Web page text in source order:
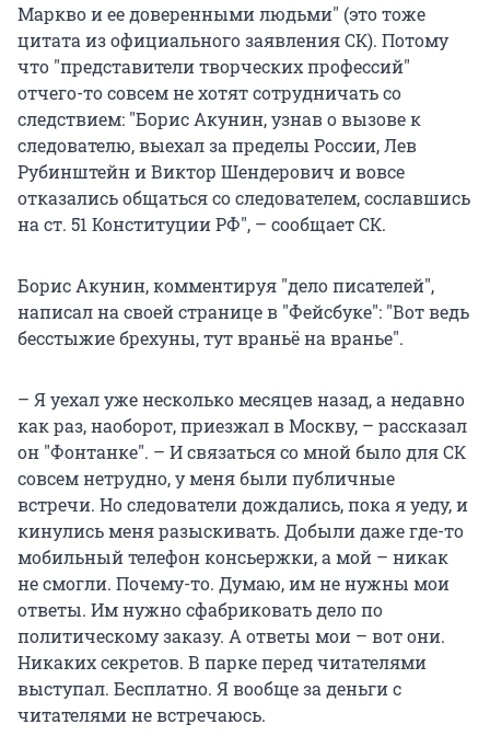
Маркво и ее доверенными людьми" (это тоже
цитата из официального заявления СК). Потому
что "представители творческих профессий"
отчего-то совсем не хотят сотрудничать со
следствием: "Борис Акунин, узнав о вызове к
следователю, выехал за пределы России, Лев
Рубинштейн и Виктор Шендерович и вовсе
отказались общаться со следователем, сославшись
на ст. 51 Конституции РФ", – сообщает СК.
Борис Акунин, комментируя "дело писателей",
написал на своей странице в "Фейсбуке": "Вот ведь
бесстыжие брехуны, тут враньё на вранье".
– Я уехал уже несколько месяцев назад, а недавно
как раз, наоборот, приезжал в Москву, – рассказал
он "Фонтанке". – И связаться со мной было для СК
совсем нетрудно, у меня были публичные
встречи. Но следователи дождались, пока я уеду, и
кинулись меня разыскивать. Добыли даже где-то
мобильный телефон консьержки, а мой – никак
не смогли. Почему-то. Думаю, им не нужны мои
ответы. Им нужно сфабриковать дело по
политическому заказу. А ответы мои – вот они.
Никаких секретов. В парке перед читателями
выступал. Бесплатно. Я вообще за деньги с
читателями не встречаюсь.